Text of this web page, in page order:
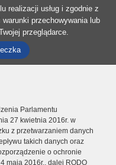
realizacji usług i zgodnie z
przechowywania lub
przeglądarce.
Parlamentu
27 kwietnia 2016r. w
z przetwarzaniem danych
takich danych oraz
o ochronie
maja 2016r., dalej RODO